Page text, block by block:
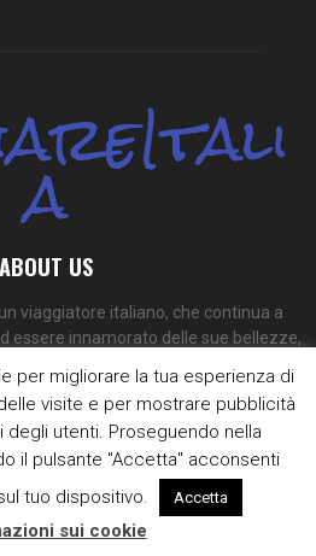
a
ABOUT US
viaggiatore italiano, che continua a
essere innamorato delle sue bellezze,
italia.com
Designed and Developed by
per migliorare la tua esperienza di
visite e per mostrare pubblicità
degli utenti. Proseguendo nella
il pulsante "Accetta" acconsenti
tuo dispositivo.
Accetta
sui cookie